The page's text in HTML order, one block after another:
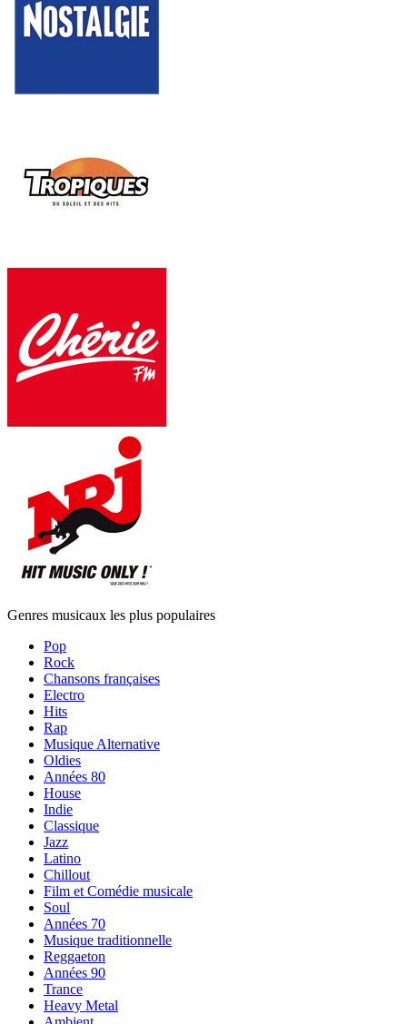
Genres musicaux les plus populaires
Pop
Rock
Chansons françaises
Electro
Hits
Rap
Musique Alternative
Oldies
Années 80
House
Indie
Classique
Jazz
Latino
Chillout
Film et Comédie musicale
Soul
Années 70
Musique traditionnelle
Reggaeton
Années 90
Trance
Heavy Metal